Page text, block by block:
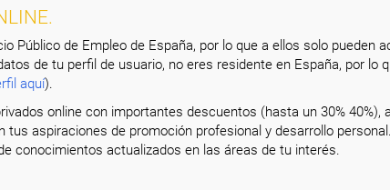
Público de Empleo de España, por lo que a ellos solo pueden
de tu perfil de usuario, no eres residente en España, por lo
aquí).
online con importantes descuentos (hasta un 30% 40%),
aspiraciones de promoción profesional y desarrollo
conocimientos actualizados en las áreas de tu interés.